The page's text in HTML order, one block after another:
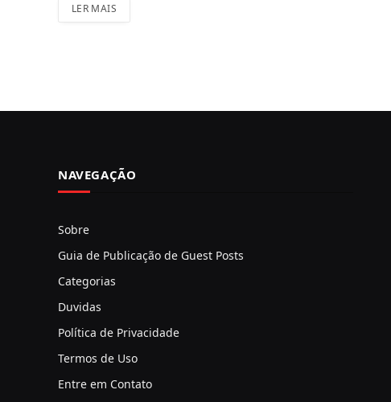
LER MAIS
NAVEGAÇÃO
Sobre
Guia de Publicação de Guest Posts
Categorias
Duvidas
Política de Privacidade
Termos de Uso
Entre em Contato